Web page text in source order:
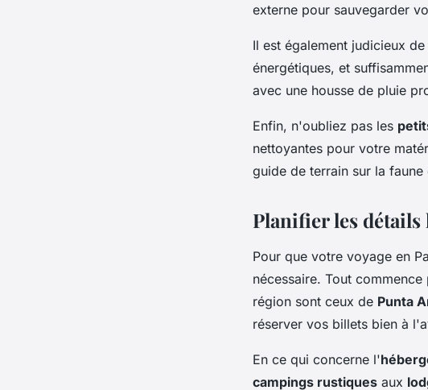
externe pour sauvegarder
Il est également judicieux
énergétiques, et
avec une housse de pluie
Enfin, n'oubliez pas les
nettoyantes pour votre
guide de terrain sur la
Planifier les
Pour que votre voyage en
nécessaire. Tout
région sont ceux de Punta
réserver vos billets bien à
En ce qui concerne l'
campings rustiques aux